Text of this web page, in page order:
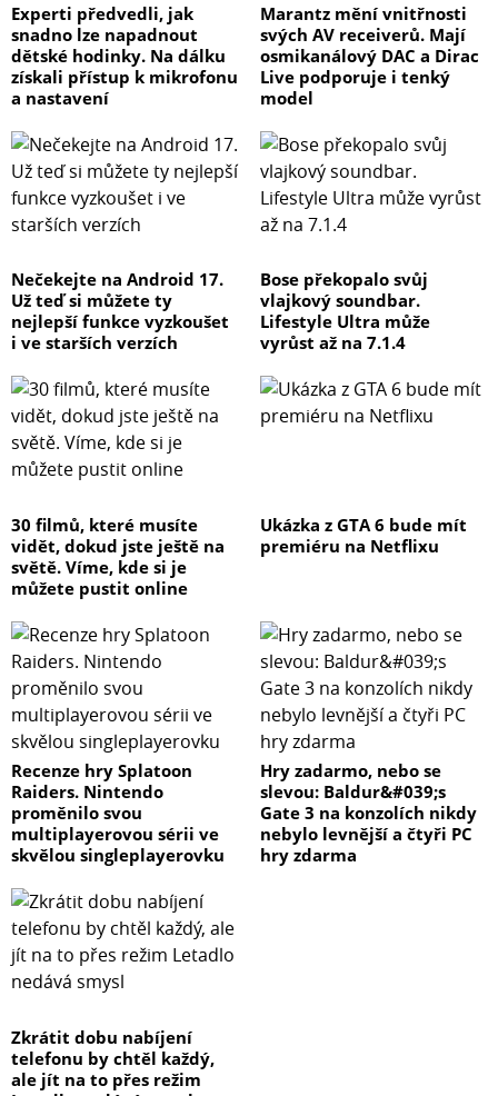
Experti předvedli, jak
snadno lze napadnout
dětské hodinky. Na dálku
získali přístup k mikrofonu
a nastavení
Marantz mění vnitřnosti
svých AV receiverů. Mají
osmikanálový DAC a Dirac
Live podporuje i tenký
model
Nečekejte na Android 17.
Už teď si můžete ty
nejlepší funkce vyzkoušet
i ve starších verzích
Bose překopalo svůj
vlajkový soundbar.
Lifestyle Ultra může
vyrůst až na 7.1.4
30 filmů, které musíte
vidět, dokud jste ještě na
světě. Víme, kde si je
můžete pustit online
Ukázka z GTA 6 bude mít
premiéru na Netflixu
Recenze hry Splatoon
Raiders. Nintendo
proměnilo svou
multiplayerovou sérii ve
skvělou singleplayerovku
Hry zadarmo, nebo se
slevou: Baldur&#039;s
Gate 3 na konzolích nikdy
nebylo levnější a čtyři PC
hry zdarma
Zkrátit dobu nabíjení
telefonu by chtěl každý,
ale jít na to přes režim